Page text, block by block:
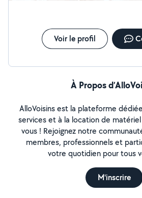
Voir le profil
À Propos
AlloVoisins est la plateforme
services et à la location de
vous ! Rejoignez notre
membres, professionnels et
votre quotidien pour tous
M'inscrire